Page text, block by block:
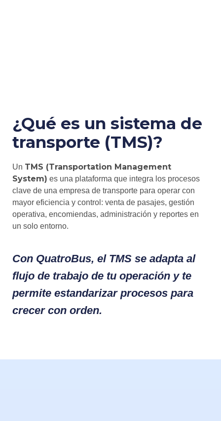
¿Qué es un sistema de
transporte (TMS)?
Un TMS (Transportation Management
System) es una plataforma que integra los procesos
clave de una empresa de transporte para operar con
mayor eficiencia y control: venta de pasajes, gestión
operativa, encomiendas, administración y reportes en
un solo entorno.
Con QuatroBus, el TMS se adapta al
flujo de trabajo de tu operación y te
permite estandarizar procesos para
crecer con orden.